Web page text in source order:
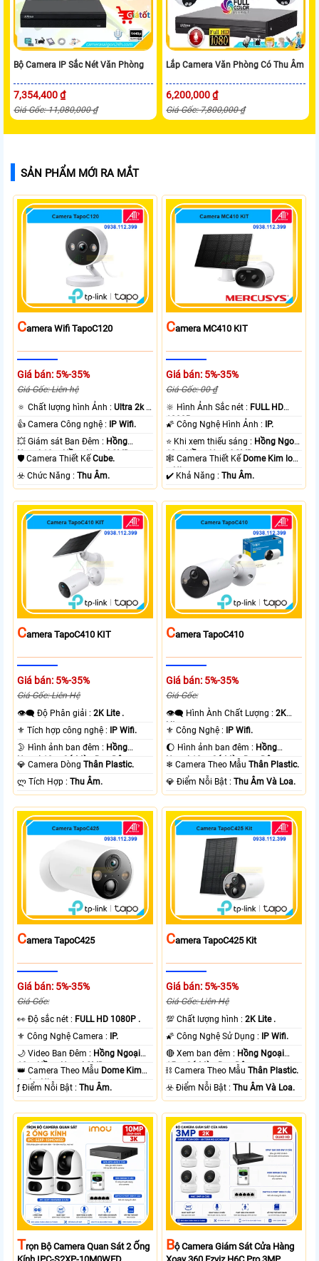
Bộ Camera IP Sắc Nét Văn Phòng
7,354,400 ₫
Giá Gốc: 11,080,000 ₫
Lắp Camera Văn Phòng Có Thu Âm
6,200,000 ₫
Giá Gốc: 7,800,000 ₫
SẢN PHẨM MỚI RA MẮT
CAmera Wifi TapoC120
Giá bán: 5%-35%
Giá Gốc: Liên hệ
🔅 Chất lượng hình Ảnh :Ultra 2k +
.
👍 Camera Công nghệ :
IP Wifi.
💥 Giám sát Ban Đêm : Hồng
Ngoại 10m Hồng Ngoại SMD.
🛡 Camera Thiết KếCube.
️☣️ Chức Năng :Thu Âm.
CAmera MC410 KIT
Giá bán: 5%-35%
Giá Gốc: 00 ₫
🔆 Hình Ảnh Sắc nét : FULL HD
1080P .
🌠 Công Nghệ Hình Ảnh :
IP.
⭐ Khi xem thiếu sáng : Hồng Ngoại
10m Hồng Ngoại SMD.
🕸️ Camera Thiết Kế Dome Kim loại
+ Nhựa.
️✔️ Khả Năng :Thu Âm.
CAmera TapoC410 KIT
Giá bán: 5%-35%
Giá Gốc: Liên Hệ
👁️‍🗨 Độ Phân giải :2K Lite .
⚜️ Tích hợp công nghệ :
IP Wifi.
🌛 Hình ảnh ban đêm : Hồng
Ngoại 10m Có Màu Ban Ðêm.
💎 Camera DòngThân Plastic.
️ლ Tích Hợp :Thu Âm.
CAmera TapoC410
Giá bán: 5%-35%
Giá Gốc:
👁️‍🗨 Hình Ành Chất Lượng :2K
Lite .
⚜️ Công Nghệ :
IP Wifi.
🌔 Hình ảnh ban đêm : Hồng
Ngoại 10m Có Màu Ban Ðêm.
❄ Camera Theo MẫuThân Plastic.
️💎 Điểm Nỗi Bật :Thu Âm Và Loa.
CAmera TapoC425
Giá bán: 5%-35%
Giá Gốc:
️👀 Độ sắc nét : FULL HD 1080P .
⚜️ Công Nghệ Camera :
IP.
🌙 Video Ban Đêm : Hồng Ngoại
10m Hồng Ngoại SMD.
👑 Camera Theo Mẫu Dome Kim
loại + Nhựa.
️ƒ Điểm Nỗi Bật :Thu Âm.
CAmera TapoC425 Kit
Giá bán: 5%-35%
Giá Gốc: Liên Hệ
💯 Chất lượng hình :2K Lite .
🌠 Công Nghệ Sử Dụng :
IP Wifi.
🔴 Xem ban đêm : Hồng Ngoại
15m Có Màu Ban Ðêm.
⛓ Camera Theo MẫuThân Plastic.
️☣️ Điểm Nỗi Bật :Thu Âm Và Loa.
TRọn Bộ Camera Quan Sát 2 Ống
BỘ Camera Giám Sát Cửa Hàng